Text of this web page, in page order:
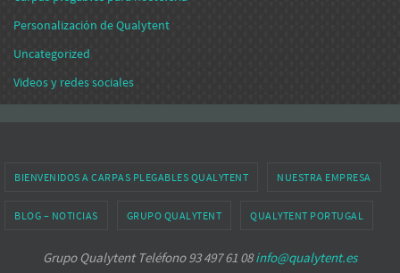
Personalización de Qualytent
Uncategorized
Videos y redes sociales
BIENVENIDOS A CARPAS PLEGABLES QUALYTENT NUESTRA EMPRESA
BLOG – NOTICIAS GRUPO QUALYTENT QUALYTENT PORTUGAL
Grupo Qualytent Teléfono 93 497 61 08info@qualytent.es